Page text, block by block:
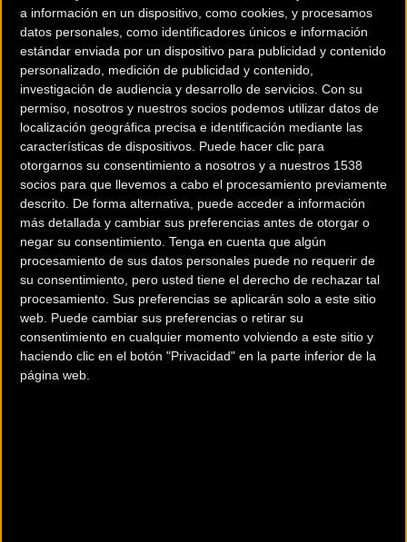
a información en un dispositivo, como cookies, y procesamos
datos personales, como identificadores únicos e información
estándar enviada por un dispositivo para publicidad y contenido
personalizado, medición de publicidad y contenido,
investigación de audiencia y desarrollo de servicios. Con su
permiso, nosotros y nuestros socios podemos utilizar datos de
localización geográfica precisa e identificación mediante las
características de dispositivos. Puede hacer clic para
otorgarnos su consentimiento a nosotros y a nuestros 1538
socios para que llevemos a cabo el procesamiento previamente
descrito. De forma alternativa, puede acceder a información
más detallada y cambiar sus preferencias antes de otorgar o
negar su consentimiento. Tenga en cuenta que algún
procesamiento de sus datos personales puede no requerir de
su consentimiento, pero usted tiene el derecho de rechazar tal
procesamiento. Sus preferencias se aplicarán solo a este sitio
web. Puede cambiar sus preferencias o retirar su
consentimiento en cualquier momento volviendo a este sitio y
haciendo clic en el botón "Privacidad" en la parte inferior de la
página web.
por etapas de gran fondo de tres días de duración, que se
desarrolla en su totalidad en la provincia de Castellón
y que busca armonizar el deporte, la naturaleza y la
cultura, y que está destinada a deportistas con espíritu de
superación personal.
La prueba se disputa en 2
modalidades:XTREMbikery PRObiker
Este es el vídeo de presentación de sus etapas